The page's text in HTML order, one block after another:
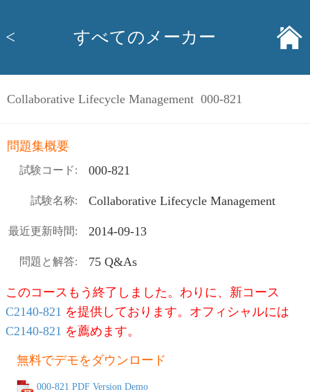
< すべてのメーカー
Collaborative Lifecycle Management 000-821
問題集概要
試験コード: 000-821
試験名称: Collaborative Lifecycle Management
最近更新時間: 2014-09-13
問題と解答: 75 Q&As
このコースもう終了しました。わりに、新コース
C2140-821 を提供しております。オフィシャルには
C2140-821 を薦めます。
無料でデモをダウンロード
000-821 PDF Version Demo